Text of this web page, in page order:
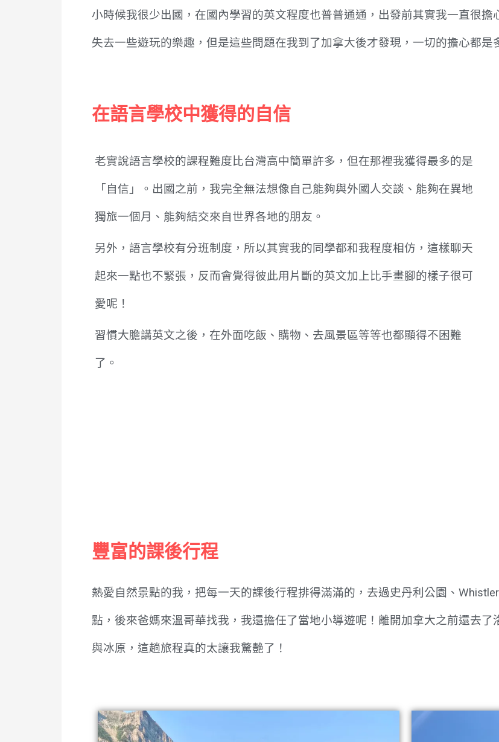
小時候我很少出國，在國內學習的英文程度也普普通通，出發前其實我一直很
失去一些遊玩的樂趣，但是這些問題在我到了加拿大後才發現，一切的擔心都是
在語言學校中獲得的自信
老實說語言學校的課程難度比台灣高中簡單許多，但在那裡我獲得最多的是
「自信」。出國之前，我完全無法想像自己能夠與外國人交談、能夠在異地
獨旅一個月、能夠結交來自世界各地的朋友。
另外，語言學校有分班制度，所以其實我的同學都和我程度相仿，這樣聊天
起來一點也不緊張，反而會覺得彼此用片斷的英文加上比手畫腳的樣子很可
愛呢！
習慣大膽講英文之後，在外面吃飯、購物、去風景區等等也都顯得不困難
了。
豐富的課後行程
熱愛自然景點的我，把每一天的課後行程排得滿滿的，去過史丹利公園、
點，後來爸媽來溫哥華找我，我還擔任了當地小導遊呢！離開加拿大之前還去
與冰原，這趟旅程真的太讓我驚艷了！